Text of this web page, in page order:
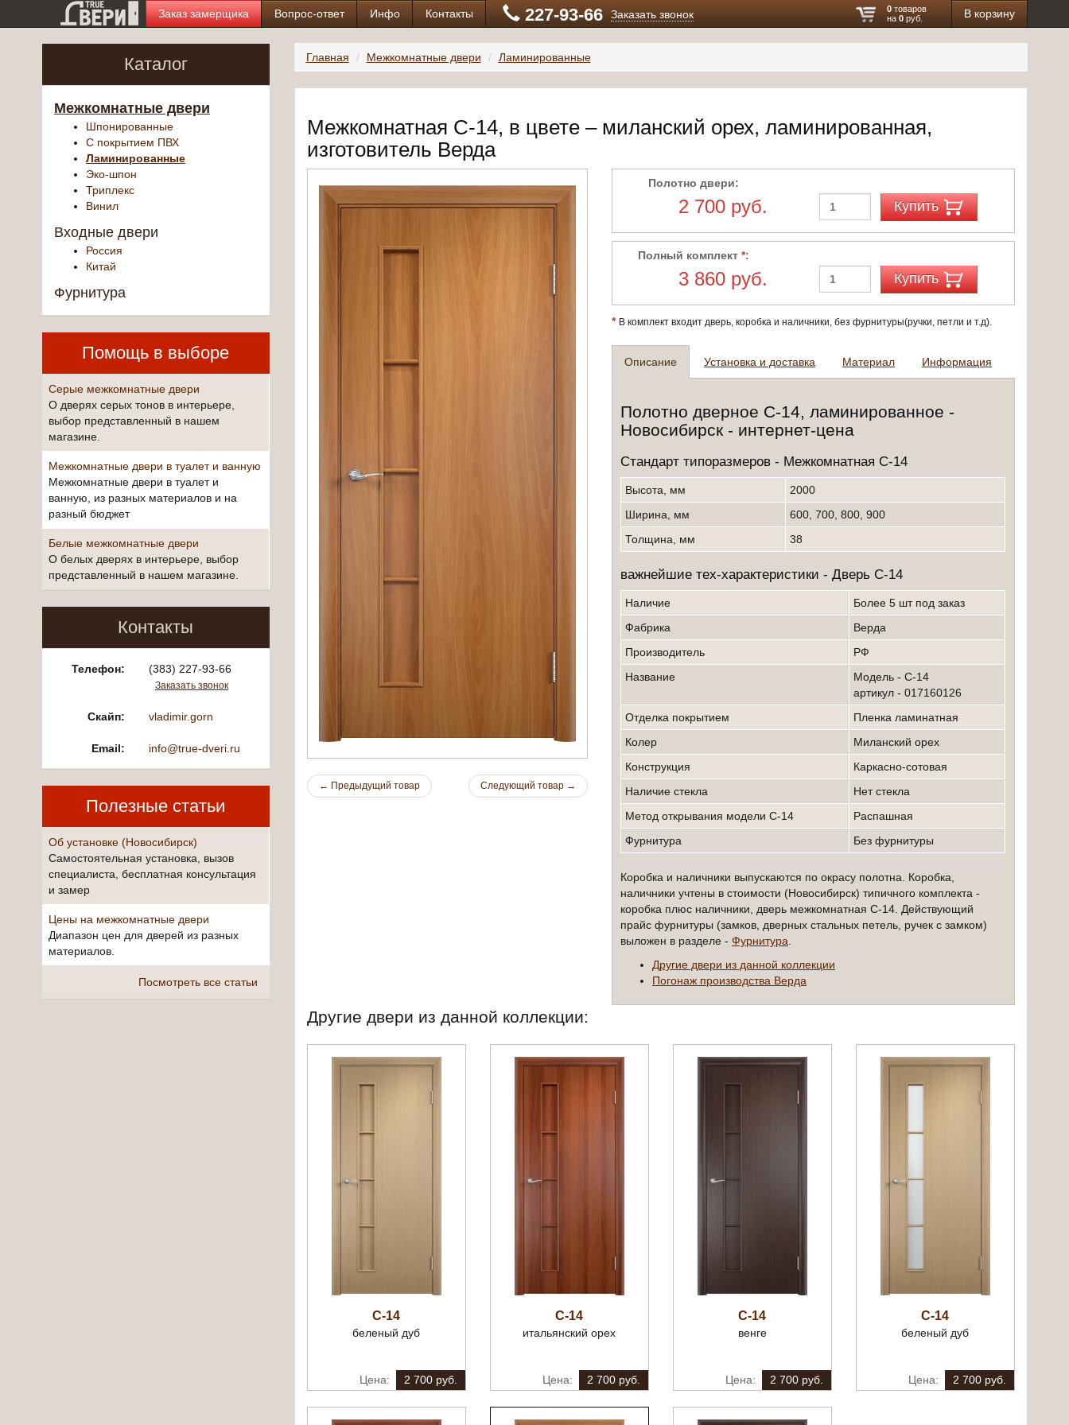
Заказ замерщика Вопрос-ответ Инфо Контакты 227-93-66 Заказать звонок 0 товаров
на 0 руб. В корзину
Каталог
Межкомнатные двери
Шпонированные
С покрытием ПВХ
Ламинированные
Эко-шпон
Триплекс
Винил
Входные двери
Россия
Китай
Фурнитура
Помощь в выборе
Серые межкомнатные двери
О дверях серых тонов в интерьере,
выбор представленный в нашем
магазине.
Межкомнатные двери в туалет и ванную
Межкомнатные двери в туалет и
ванную, из разных материалов и на
разный бюджет
Белые межкомнатные двери
О белых дверях в интерьере, выбор
представленный в нашем магазине.
Контакты
Телефон: (383) 227-93-66
Заказать звонок
Скайп: vladimir.gorn
Email: info@true-dveri.ru
Полезные статьи
Об установке (Новосибирск)
Самостоятельная установка, вызов
специалиста, бесплатная консультация
и замер
Цены на межкомнатные двери
Диапазон цен для дверей из разных
материалов.
Посмотреть все статьи
Главная Межкомнатные двери Ламинированные
Межкомнатная С-14, в цвете – миланский орех, ламинированная,
изготовитель Верда
← Предыдущий товар Следующий товар →
Полотно двери:
2 700 руб. Купить
Полный комплект*:
3 860 руб. Купить
* В комплект входит дверь, коробка и наличники, без фурнитуры(ручки, петли и т.д).
Описание Установка и доставка Материал Информация
Полотно дверное С-14, ламинированнoе -
Новосибирск - интернет-цена
Cтандарт типоразмеров - Межкомнатная С-14
Высота, мм
2000
Ширина, мм
600, 700, 800, 900
Толщина, мм
38
важнейшие тех-характеристики - Дверь С-14
Наличие
более 5 шт под заказ
фабрика
Верда
производитель
РФ
Название
модель - С-14
артикул - 017160126
Отделка покрытием
пленка ламинатная
Колер
миланский орех
конструкция
Каркасно-сотовая
наличие стекла
нет стекла
метод открывания модели С-14
Распашная
Фурнитура
без фурнитуры
Коробка и наличники выпускаются по окрасу полотна. Коробка,
наличники учтены в стоимости (Новосибирск) типичного комплекта -
коробка плюс наличники, дверь межкомнатная С-14. Действующий
прайс фурнитуры (замков, дверных стальных петель, ручек с замком)
выложен в разделе -Фурнитура
Другие двери из данной коллекции
Погонаж производства Верда
Другие двери из данной коллекции:
С-14
беленый дуб
2 700 руб.
С-14
итальянский орех
2 700 руб.
С-14
венге
2 700 руб.
С-14
беленый дуб
2 700 руб.